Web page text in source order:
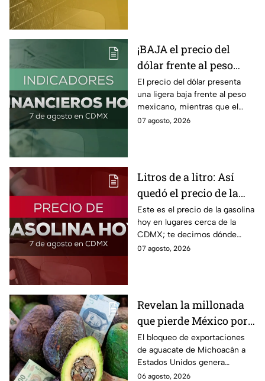
¡BAJA el precio del
dólar frente al peso
hoy! Así quedó este
viernes 7 de agosto
2026
El precio del dólar presenta
una ligera baja frente al peso
mexicano, mientras que el
petróleo también presenta una
07 agosto, 2026
Litros de a litro: Así
quedó el precio de la
gasolina HOY
Este es el precio de la gasolina
hoy en lugares cerca de la
CDMX; te decimos dónde
encontrarla más barata este
07 agosto, 2026
Revelan la millonada
que pierde México por
el bloqueo de Estados
Unidos al aguate de
Michoacán
El bloqueo de exportaciones
de aguacate de Michoacán a
Estados Unidos genera
pérdidas millonarias.
06 agosto, 2026